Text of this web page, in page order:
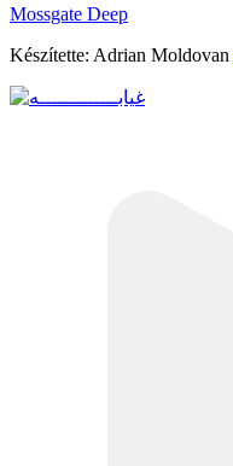
Mossgate Deep
Készítette: Adrian Moldovan